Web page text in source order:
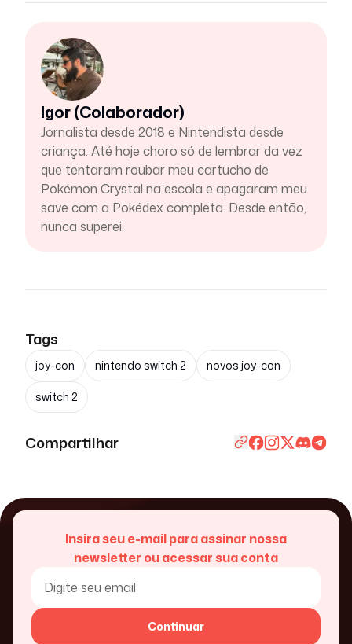
Igor (Colaborador)
Jornalista desde 2018 e Nintendista desde
criança. Até hoje choro só de lembrar da vez
que tentaram roubar meu cartucho de
Pokémon Crystal na escola e apagaram meu
save com a Pokédex completa. Desde então,
nunca superei.
Tags
joy-con nintendo switch 2 novos joy-con
switch 2
Compartilhar
Insira seu e-mail para assinar nossa
newsletter ou acessar sua conta
Continuar